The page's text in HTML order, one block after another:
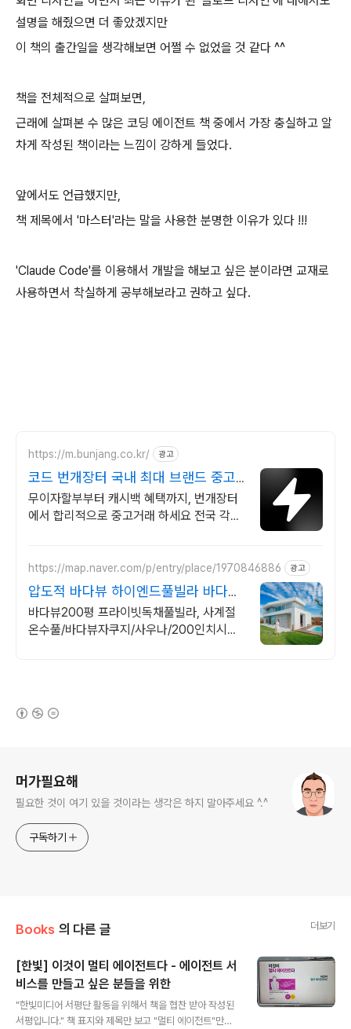
설명을 해줬으면 더 좋았겠지만
이 책의 출간일을 생각해보면 어쩔 수 없었을 것 같다 ^^
책을 전체적으로 살펴보면,
근래에 살펴본 수 많은 코딩 에이전트 책 중에서 가장 충실하고 알
차게 작성된 책이라는 느낌이 강하게 들었다.
앞에서도 언급했지만,
책 제목에서 '마스터'라는 말을 사용한 분명한 이유가 있다 !!!
'Claude Code'를 이용해서 개발을 해보고 싶은 분이라면 교재로
사용하면서 착실하게 공부해보라고 권하고 싶다.
https://m.bunjang.co.kr/ 광고
코드 번개장터 국내 최대 브랜드 중고
거래
무이자할부부터 캐시백 혜택까지, 번개장터
에서 합리적으로 중고거래 하세요 전국 각지
https://map.naver.com/p/entry/place/1970846886 광고
압도적 바다뷰 하이엔드풀빌라 바다뷰
자쿠지 상시 무료
바다뷰200평 프라이빗독채풀빌라, 사계절
온수풀/바다뷰자쿠지/사우나/200인치시네
머가필요해
필요한 것이 여기 있을 것이라는 생각은 하지 말아주세요 ^.^
구독하기
Books 의 다른 글 더보기
[한빛] 이것이 멀티 에이전트다 - 에이전트 서
비스를 만들고 싶은 분들을 위한
"한빛미디어 서평단 활동을 위해서 책을 협찬 받아 작성된
서평입니다." 책 표지와 제목만 보고 "멀티 에이전트"만을